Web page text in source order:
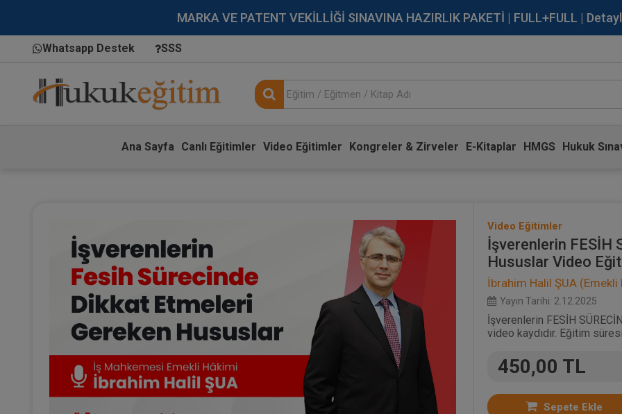
MARKA VE PATENT VEKİLLİĞİ SINAVINA HAZIRLIK PAKETİ | FULL+FULL |
Whatsapp Destek SSS
Ana Sayfa Canlı Eğitimler Video Eğitimler Kongreler & Zirveler E-Kitaplar HMGS Hukuk
Video Eğitimler
İşverenlerin FESİH
Hususlar Video
İbrahim Halil ŞUA (Emekli
Yayın Tarihi: 2.12.2025
İşverenlerin FESİH
video kaydıdır. Eğitim
450,00 TL
Sepete Ekle